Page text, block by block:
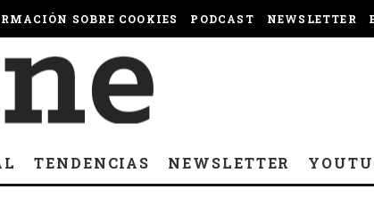
SOBRE COOKIES PODCAST NEWSLETTER
TENDENCIAS NEWSLETTER